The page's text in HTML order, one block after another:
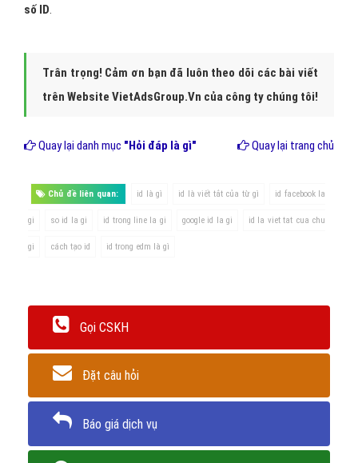
số ID.
Trân trọng! Cảm ơn bạn đã luôn theo dõi các bài viết
trên Website VietAdsGroup.Vn của công ty chúng tôi!
Quay lại danh mục "Hỏi đáp là gì" Quay lại trang chủ
Chủ đề liên quan: id là gì id là viết tắt của từ gì id facebook la
gi so id la gi id trong line la gi google id la gi id la viet tat cua chu
gi cách tạo id id trong edm là gì
Gọi CSKH
Đặt câu hỏi
Báo giá dịch vụ